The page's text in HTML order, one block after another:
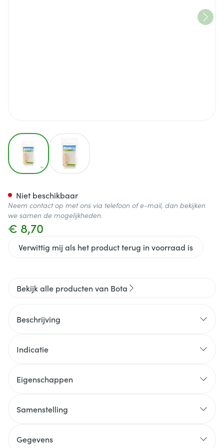
View larger imageView larger image
€ 8,70
Verwittig mij als het product terug in voorraad is
Niet beschikbaar
Neem contact op met ons via telefoon of e-mail, dan bekijken
we samen de mogelijkheden.
Bekijk alle producten van Bota
Beschrijving
Indicatie
Eigenschappen
Samenstelling
Gegevens